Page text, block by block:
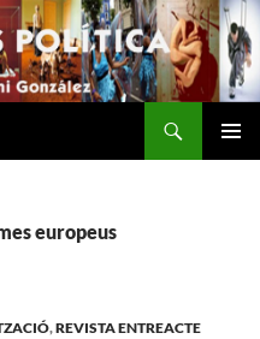
europeus
,REVISTA ENTREACTE